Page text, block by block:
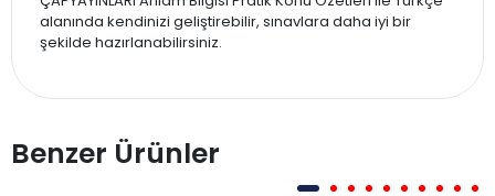
alanında kendinizi geliştirebilir, sınavlara daha iyi bir
şekilde hazırlanabilirsiniz.
Benzer Ürünler